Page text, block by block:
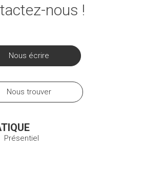
nous !
Nous écrire
Nous trouver
Présentiel